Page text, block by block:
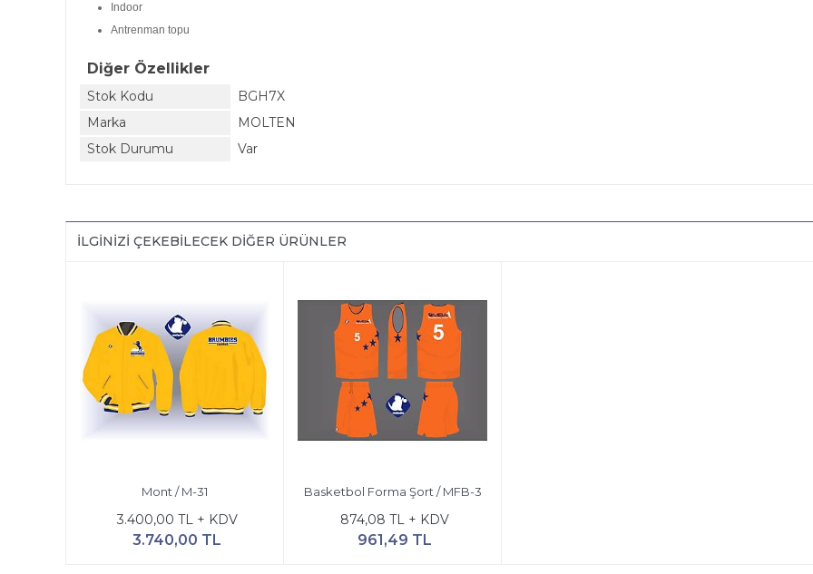
Indoor
Antrenman topu
Diğer Özellikler
Stok Kodu
BGH7X
Marka
MOLTEN
Stok Durumu
Var
İLGINIZI ÇEKEBILECEK DIĞER ÜRÜNLER
Mont / M-31
3.400,00 TL + KDV
3.740,00 TL
Basketbol Forma Şort / MFB-3
874,08 TL + KDV
961,49 TL